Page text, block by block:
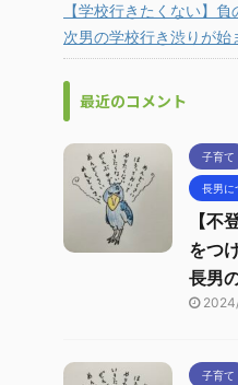
【学校行きたくない】
次男の学校行き渋りが始
最近のコメント
子育て
長男に
【
をつ
長男
子育て